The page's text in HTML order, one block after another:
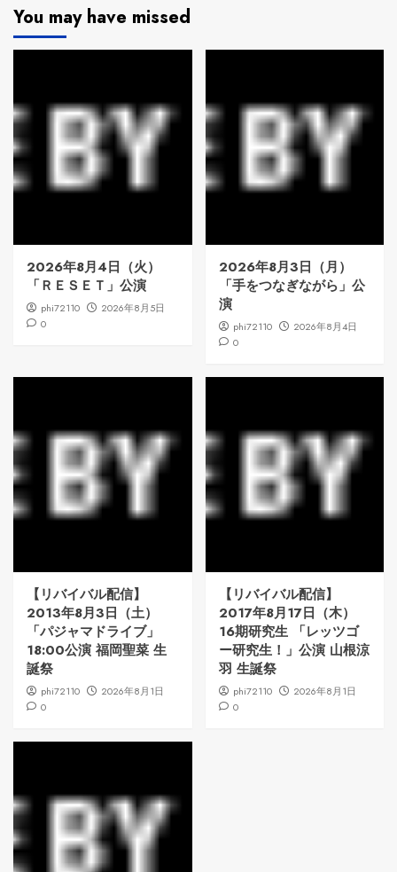
You may have missed
2026年8月4日（火）
「ＲＥＳＥＴ」公演
phi72110
2026年8月5日
0
2026年8月3日（月）
「手をつなぎながら」公
演
phi72110
2026年8月4日
0
【リバイバル配信】
2013年8月3日（土）
「パジャマドライブ」
18:00公演 福岡聖菜 生
誕祭
phi72110
2026年8月1日
0
【リバイバル配信】
2017年8月17日（木）
16期研究生 「レッツゴ
ー研究生！」公演 山根涼
羽 生誕祭
phi72110
2026年8月1日
0